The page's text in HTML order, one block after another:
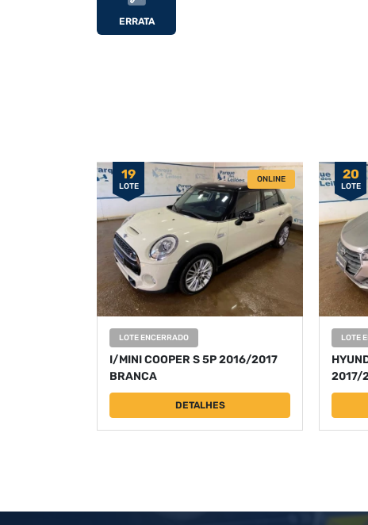
ERRATA
19
LOTE
ONLINE
LOTE ENCERRADO
I/MINI COOPER S 5P 2016/2017
BRANCA
DETALHES
20
LOTE
LOTE
2017/